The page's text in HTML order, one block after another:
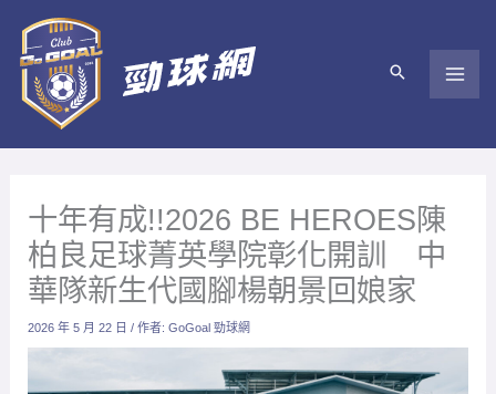
內
十年有成!!2026 BE HEROES陳
柏良足球菁英學院彰化開訓 中
華隊新生代國腳楊朝景回娘家
2026 年 5 月 22 日/ 作者:GoGoal 勁球網